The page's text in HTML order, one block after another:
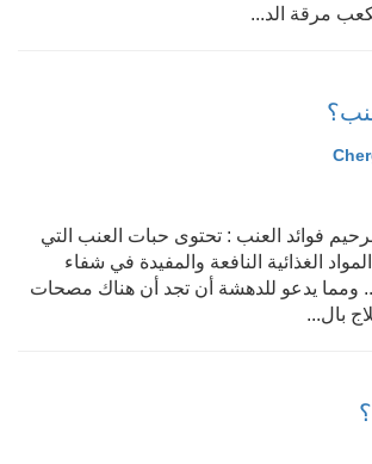
مرقة الد...
فوائد العنب : تحتوى حبات العنب التي
الغذائية النافعة والمفيدة في شفاء
ومما يدعو للدهشة أن تجد أن هناك مصحات
بال...